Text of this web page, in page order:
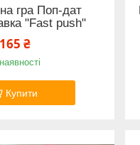
гра Поп-дат
"Fast push"
165 ₴
Купити